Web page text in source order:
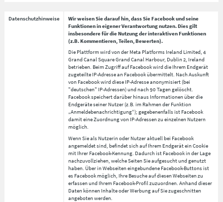
Datenschutzhinweise
Wir weisen Sie darauf hin, dass Sie Facebook und seine
Funktionen in eigener Verantwortung nutzen. Dies gilt
insbesondere für die Nutzung der interaktiven Funktionen
(z.B. Kommentieren, Teilen, Bewerten).
Die Plattform wird von der Meta Platforms Ireland Limited, 4
Grand Canal Square Grand Canal Harbour, Dublin 2, Ireland
betrieben. Beim Zugriff auf Facebook wird die Ihrem Endgerät
zugeteilte IP-Adresse an Facebook übermittelt. Nach Auskunft
von Facebook wird diese IP-Adresse anonymisiert (bei
"deutschen" IP-Adressen) und nach 90 Tagen gelöscht.
Facebook speichert darüber hinaus Informationen über die
Endgeräte seiner Nutzer (z.B. im Rahmen der Funktion
„Anmeldebenachrichtigung“); gegebenenfalls ist Facebook
damit eine Zuordnung von IP-Adressen zu einzelnen Nutzern
möglich.
Wenn Sie als Nutzerin oder Nutzer aktuell bei Facebook
angemeldet sind, befindet sich auf Ihrem Endgerät ein Cookie
mit Ihrer Facebook-Kennung. Dadurch ist Facebook in der Lage
nachzuvollziehen, welche Seiten Sie aufgesucht und genutzt
haben. Über in Webseiten eingebundene Facebook-Buttons ist
es Facebook möglich, Ihre Besuche auf diesen Webseiten zu
erfassen und Ihrem Facebook-Profil zuzuordnen. Anhand dieser
Daten können Inhalte oder Werbung auf Sie zugeschnitten
angeboten werden.